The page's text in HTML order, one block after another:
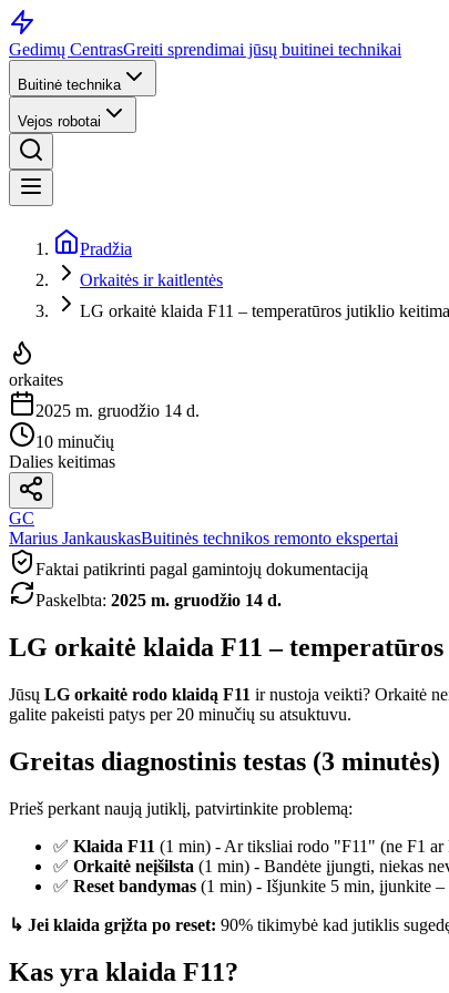
Gedimų CentrasGreiti sprendimai jūsų buitinei technikai
Buitinė technika
Vejos robotai
Pradžia
Orkaitės ir kaitlentės
LG orkaitė klaida F11 – temperatūros jutiklio
orkaites
2025 m. gruodžio 14 d.
10 minučių
Dalies keitimas
GC
Marius JankauskasBuitinės technikos remonto ekspertai
Faktai patikrinti pagal gamintojų dokumentaciją
Paskelbta: 2025 m. gruodžio 14 d.
LG orkaitė klaida F11 –
Jūsų LG orkaitė rodo klaidą F11 ir nustoja veikti? Orkaitė
galite pakeisti patys per 20 minučių su atsuktuvu.
Greitas diagnostinis testas (3 minutės)
Prieš perkant naują jutiklį, patvirtinkite problemą:
✅ Klaida F11 (1 min) - Ar tiksliai rodo "F11" (ne F1 ar
✅ Orkaitė neįšilsta (1 min) - Bandėte įjungti, niekas
✅ Reset bandymas (1 min) - Išjunkite 5 min, įjunkite –
↳ Jei klaida grįžta po reset: 90% tikimybė kad jutiklis
Kas yra klaida F11?